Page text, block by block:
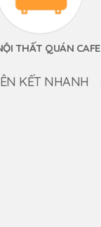
THẤT QUÁN CAFE
KẾT NHANH